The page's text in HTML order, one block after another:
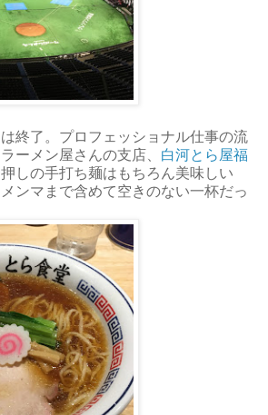
終了。プロフェッショナル仕事の流
ーメン屋さんの支店、 白河とら屋福
しの手打ち麺はもちろん美味しい
ンマまで含めて空きのない一杯だっ